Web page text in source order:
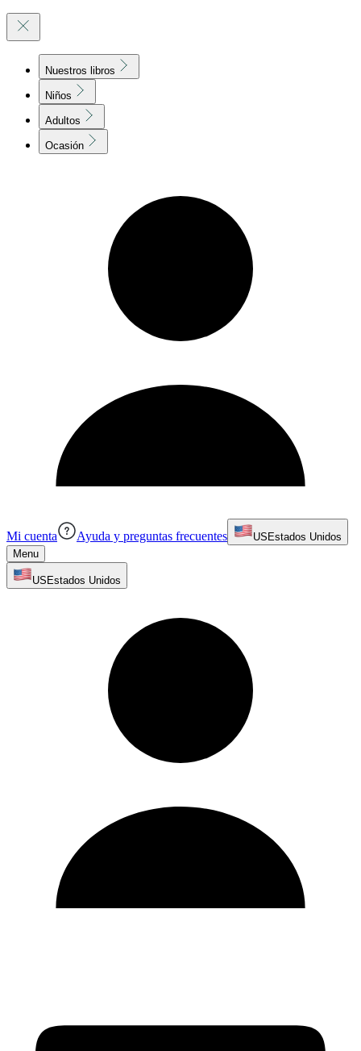
Nuestros libros
Niños
Adultos
Ocasión
Mi cuenta Ayuda y preguntas frecuentes US Estados Unidos
Menu
US Estados Unidos